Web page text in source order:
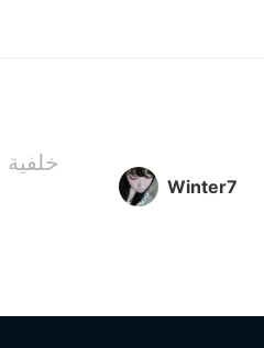
Winter7